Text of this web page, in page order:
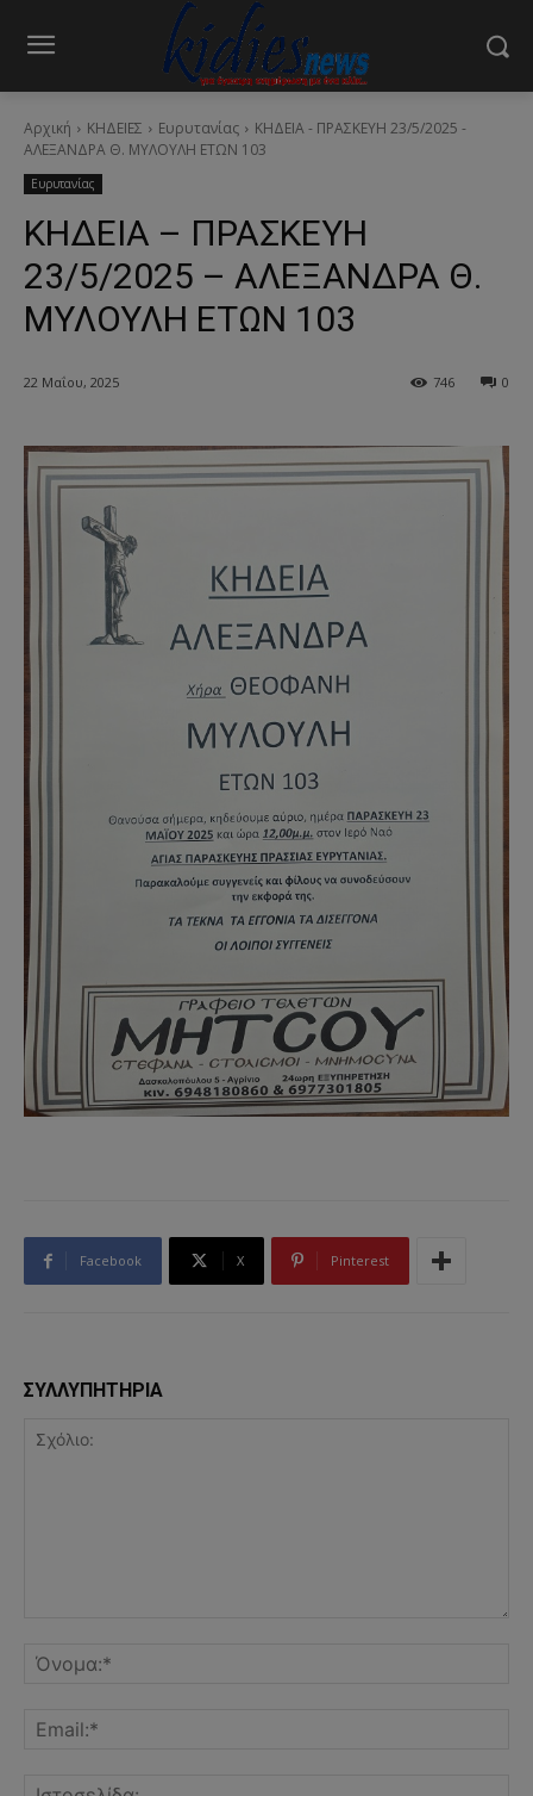
Αρχική ΚΗΔΕΙΕΣ Ευρυτανίας
ΚΗΔΕΙΑ - ΠΡΑΣΚΕΥΗ 23/5/2025 -
ΑΛΕΞΑΝΔΡΑ Θ. ΜΥΛΟΥΛΗ ΕΤΩΝ 103
Ευρυτανίας
ΚΗΔΕΙΑ – ΠΡΑΣΚΕΥΗ
23/5/2025 – ΑΛΕΞΑΝΔΡΑ Θ.
ΜΥΛΟΥΛΗ ΕΤΩΝ 103
22 Μαΐου, 2025 0
746
Facebook X Pinterest
ΣΥΛΛΥΠΗΤΗΡΙΑ